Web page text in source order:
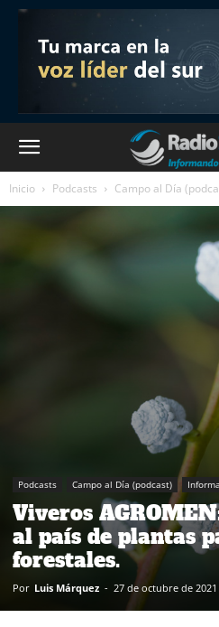
Inicio Podcasts Campo al Día
Podcasts Campo al Día (podcast)
Viveros
al país de plantas
forestales.
Por Luis Márquez - 27 de octubre de 2021